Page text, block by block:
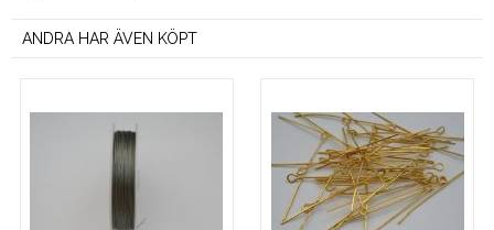
ANDRA HAR ÄVEN KÖPT